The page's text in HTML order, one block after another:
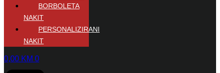
BORBOLETA
NAKIT
PERSONALIZIRANI
NAKIT
0,00 KM 0